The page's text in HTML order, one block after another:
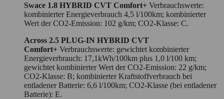
Swace 1.8 HYBRID CVT Comfort+ Verbrauchswerte:
kombinierter Energieverbrauch 4,5 l/100km; kombinierter
Wert der CO2-Emission: 102 g/km; CO2-Klasse: C.
Across 2.5 PLUG-IN HYBRID CVT
Comfort+ Verbrauchswerte: gewichtet kombinierter
Energieverbrauch: 17,1kWh/100km plus 1,0 l/100 km;
gewichtet kombinierter Wert der CO2-Emission: 22 g/km;
CO2-Klasse: B; kombinierter Kraftstoffverbrauch bei
entladener Batterie: 6,6 l/100km; CO2-Klasse (bei entladener
Batterie): E.